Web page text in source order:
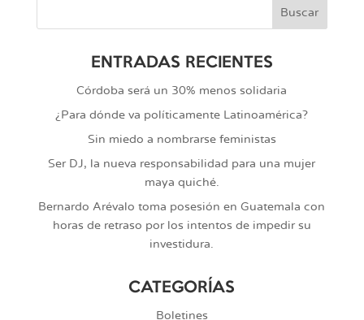
ENTRADAS RECIENTES
Córdoba será un 30% menos solidaria
¿Para dónde va políticamente Latinoamérica?
Sin miedo a nombrarse feministas
Ser DJ, la nueva responsabilidad para una mujer
maya quiché.
Bernardo Arévalo toma posesión en Guatemala con
horas de retraso por los intentos de impedir su
investidura.
CATEGORÍAS
Boletines